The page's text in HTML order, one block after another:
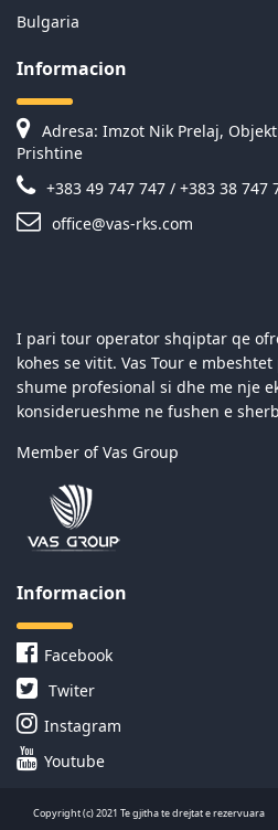
Bulgaria
Informacion
Adresa: Imzot Nik Prelaj,
Prishtine
+383 49 747 747 / +383 38 747
office@vas-rks.com
I pari tour operator shqiptar qe
kohes se vitit. Vas Tour e
shume profesional si dhe me nje
konsiderueshme ne fushen e
Member of Vas Group
Informacion
Facebook
Twiter
Instagram
Youtube
Copyright (c) 2021 Te gjitha te drejtat e rezervuara